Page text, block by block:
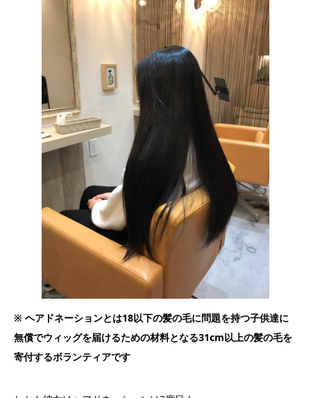
※ ヘアドネーションとは18以下の髪の毛に問題を持つ子供達に
無償でウィッグを届けるための材料となる31cm以上の髪の毛を
寄付するボランティアです